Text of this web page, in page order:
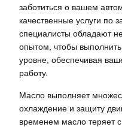
заботиться о вашем
качественные услуги по
специалисты обладают
опытом, чтобы
уровне, обеспечивая
работу.
Масло выполняет
охлаждение и защиту
временем масло теряет